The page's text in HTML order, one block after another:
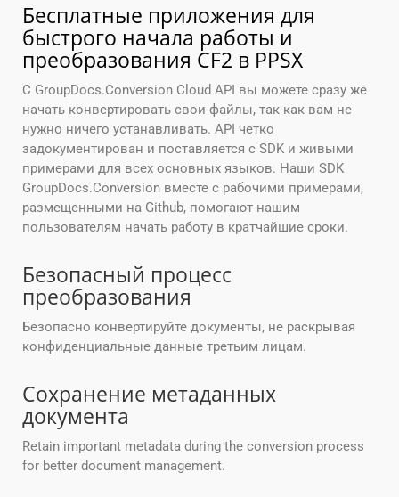
Бесплатные приложения для
быстрого начала работы и
преобразования CF2 в PPSX
С GroupDocs.Conversion Cloud API вы можете сразу же
начать конвертировать свои файлы, так как вам не
нужно ничего устанавливать. API четко
задокументирован и поставляется с SDK и живыми
примерами для всех основных языков. Наши SDK
GroupDocs.Conversion вместе с рабочими примерами,
размещенными на Github, помогают нашим
пользователям начать работу в кратчайшие сроки.
Безопасный процесс
преобразования
Безопасно конвертируйте документы, не раскрывая
конфиденциальные данные третьим лицам.
Сохранение метаданных
документа
Retain important metadata during the conversion process
for better document management.